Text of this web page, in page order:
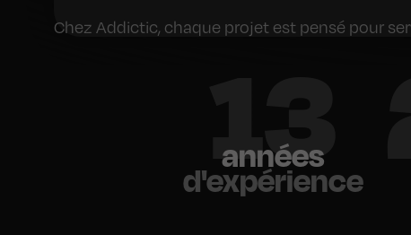
Chez Addictic, chaque projet est pensé pour
18
années
d'expérience